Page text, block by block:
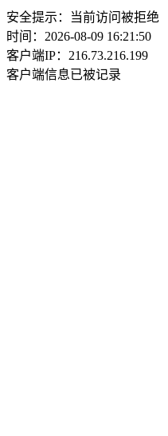
安全提示：当前访问被拒绝
时间：2026-08-09 16:21:50
客户端IP：216.73.216.199
客户端信息已被记录